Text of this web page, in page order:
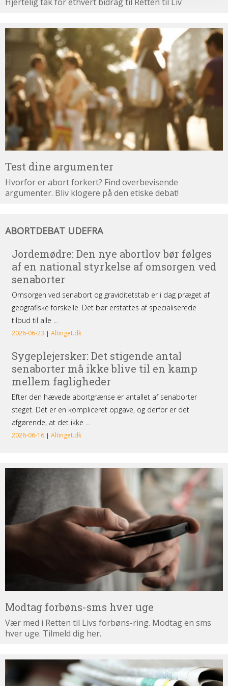
Test
dine
argumenter
Test dine argumenter
Hvorfor er abort forkert? Find overbevisende
argumenter. Bliv klogere på den etiske debat!
udefra
ABORTDEBAT UDEFRA
uge
Modtag forbøns-sms hver uge
Vær med i Retten til Livs forbøns-ring. Modtag en sms
hver uge. Tilmeld dig her.
Tilmeld
dig